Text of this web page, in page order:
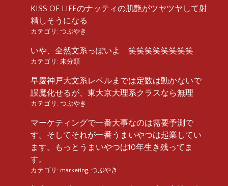
KISS OF LIFEのナッティの肌艶がツヤツヤして射
精しそうになる
カテゴリ: つぶやき
いや、全然文系っぽいよ 笑笑笑笑笑笑笑笑
カテゴリ: 未分類
早慶神戸大文系レベルまでは定数は動かないで
誤魔化せるが、東大京大理系クラスなら無理
カテゴリ: つぶやき
マーケティングで一番大事なのは需要予測で
す。そしてそれが一番うまいやつは起業してい
ます。もっとうまいやつは10年生き残ってま
す。
カテゴリ: marketing つぶやき